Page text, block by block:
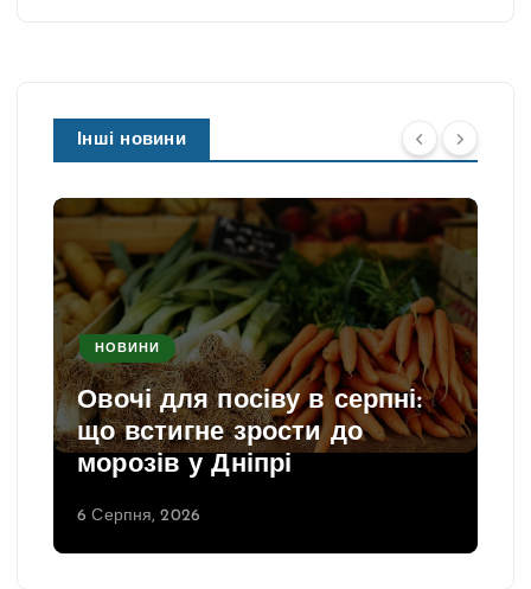
Інші новини
НОВИНИ
Овочі для посіву в серпні:
що встигне зрости до
морозів у Дніпрі
6 Серпня, 2026